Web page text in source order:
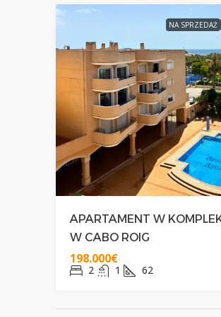
NA SPRZEDAŻ
APARTAMENT W
W CABO ROIG
198.000€
2 1 62